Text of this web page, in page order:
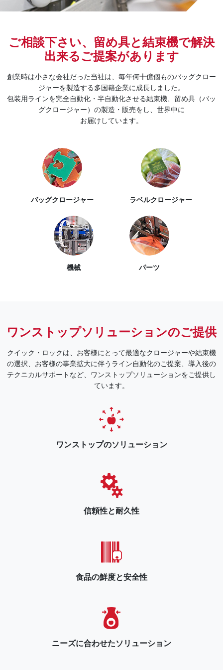
ご相談下さい、留め具と結束機で解決
出来るご提案があります
創業時は小さな会社だった当社は、毎年何十億個ものバッグクロー
ジャーを製造する多国籍企業に成長しました。
包装用ラインを完全自動化・半自動化させる結束機、留め具（バッ
グクロージャー）の製造・販売をし、世界中に
お届けしています。
バッグクロージャー ラベルクロージャー
機械 パーツ
ワンストップソリューションのご提供
クイック・ロックは、お客様にとって最適なクロージャーや結束機
の選択、お客様の事業拡大に伴うライン自動化のご提案、導入後の
テクニカルサポートなど、ワンストップソリューションをご提供し
ています。
ワンストップのソリューション
信頼性と耐久性
食品の鮮度と安全性
ニーズに合わせたソリューション